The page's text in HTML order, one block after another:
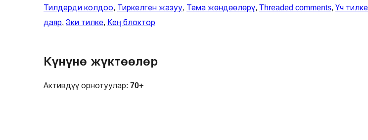
Тилдерди колдоо, Тиркелген жазуу, Тема жөндөөлөрү, Threaded comments, Үч тилке
даяр, Эки тилке, Кең блоктор
Күнүнө жүктөөлөр
Активдүү орнотуулар: 70+